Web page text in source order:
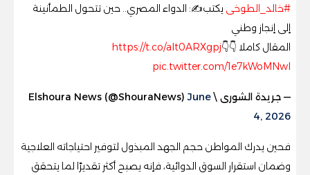
#خالد_الطوخى يكتب✍️: الدواء المصري.. حين تتحول الطمأنينة
إلى إنجاز وطني
المقال كاملا 👇👇https://t.co/alt0ARXgpj
pic.twitter.com/1e7kWoMNwI
— جريدة الشورى \ Elshoura News (@ShouraNews)June
4, 2026
فحين يدرك المواطن حجم الجهد المبذول لتوفير احتياجاته العلاجية
وضمان استقرار السوق الدوائية، فإنه يصبح أكثر تقديرًا لما يتحقق